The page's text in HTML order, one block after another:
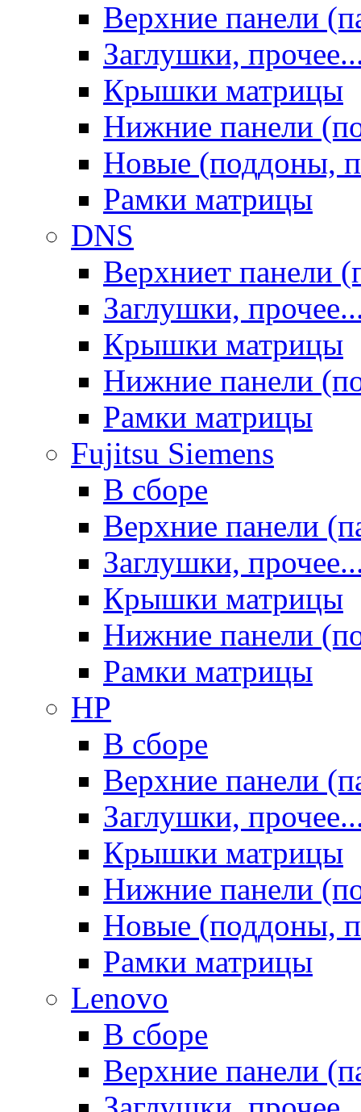
Верхние панели
Заглушки,
Крышки матрицы
Нижние панели
Новые (поддоны,
Рамки матрицы
DNS
Верхниет панели
Заглушки,
Крышки матрицы
Нижние панели
Рамки матрицы
Fujitsu Siemens
В сборе
Верхние панели
Заглушки,
Крышки матрицы
Нижние панели
Рамки матрицы
HP
В сборе
Верхние панели
Заглушки,
Крышки матрицы
Нижние панели
Новые (поддоны,
Рамки матрицы
Lenovo
В сборе
Верхние панели